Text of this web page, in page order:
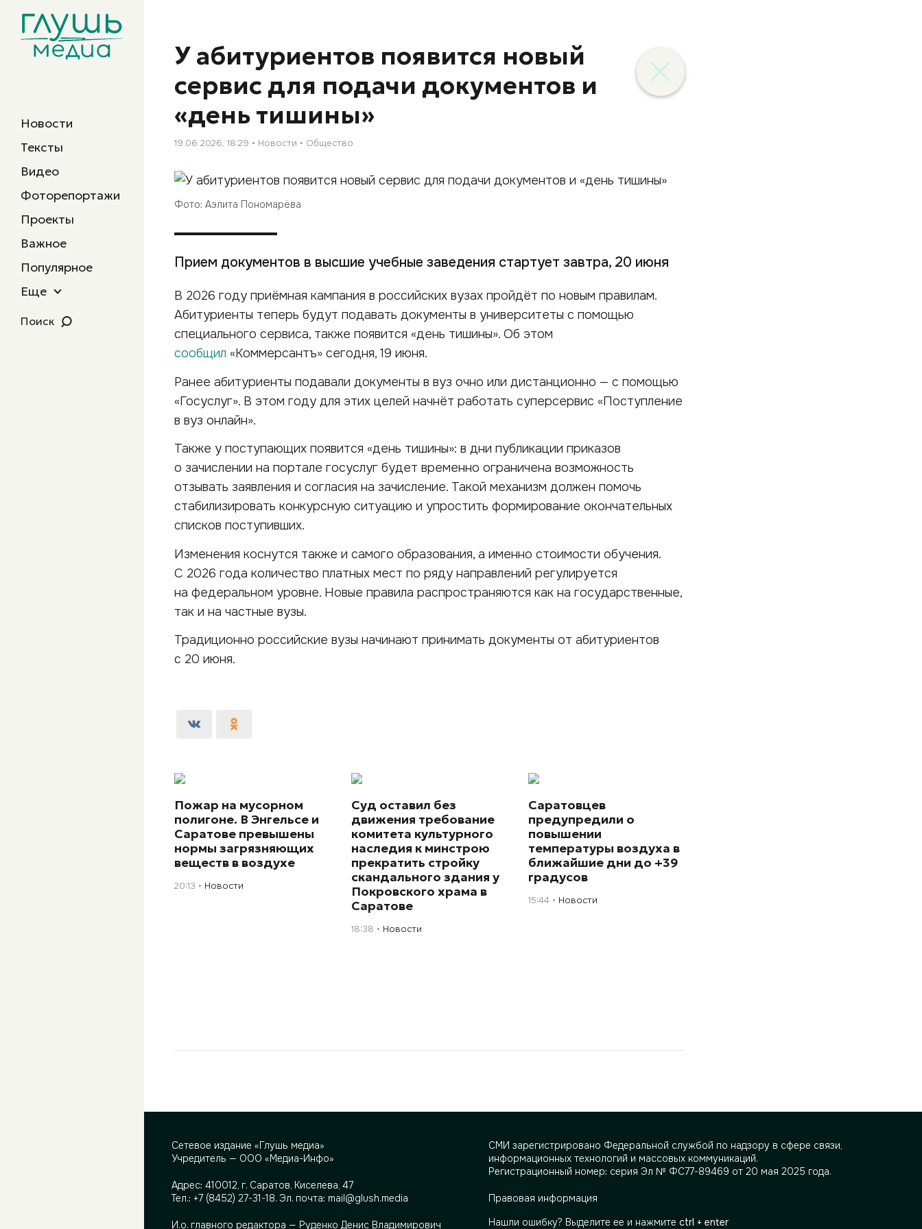
Новости
Тексты
Видео
Фоторепортажи
Проекты
Важное
Популярное
Еще
Поиск
У абитуриентов появится новый
сервис для подачи документов и
«день тишины»
19.06.2026, 18:29 Новости Общество
Фото: Аэлита Пономарёва
Прием документов в высшие учебные заведения стартует завтра, 20 июня
В 2026 году приёмная кампания в российских вузах пройдёт по новым правилам.
Абитуриенты теперь будут подавать документы в университеты с помощью
специального сервиса, также появится «день тишины». Об этом
сообщил «Коммерсантъ» сегодня, 19 июня.
Ранее абитуриенты подавали документы в вуз очно или дистанционно — с помощью
«Госуслуг». В этом году для этих целей начнёт работать суперсервис «Поступление
в вуз онлайн».
Также у поступающих появится «день тишины»: в дни публикации приказов
о зачислении на портале госуслуг будет временно ограничена возможность
отзывать заявления и согласия на зачисление. Такой механизм должен помочь
стабилизировать конкурсную ситуацию и упростить формирование окончательных
списков поступивших.
Изменения коснутся также и самого образования, а именно стоимости обучения.
С 2026 года количество платных мест по ряду направлений регулируется
на федеральном уровне. Новые правила распространяются как на государственные,
так и на частные вузы.
Традиционно российские вузы начинают принимать документы от абитуриентов
с 20 июня.
Пожар на мусорном
полигоне. В Энгельсе и
Саратове превышены
нормы загрязняющих
веществ в воздухе
20:13 Новости
Суд оставил без
движения требование
комитета культурного
наследия к минстрою
прекратить стройку
скандального здания у
Покровского храма в
Саратове
18:38 Новости
Саратовцев
предупредили о
повышении
температуры воздуха в
ближайшие дни до +39
градусов
15:44 Новости
Сетевое издание «Глушь медиа»
Учредитель — ООО «Медиа-Инфо»
Адрес: 410012, г. Саратов, Киселева, 47
Тел.: +7 (8452) 27-31-18. Эл. почта: mail@glush.media
И.о. главного редактора — Руденко Денис Владимирович
СМИ зарегистрировано Федеральной службой по надзору в сфере связи,
информационных технологий и массовых коммуникаций.
Регистрационный номер: серия Эл № ФС77-89469 от 20 мая 2025 года.
Правовая информация
Нашли ошибку? Выделите ее и нажмите ctrl + enter